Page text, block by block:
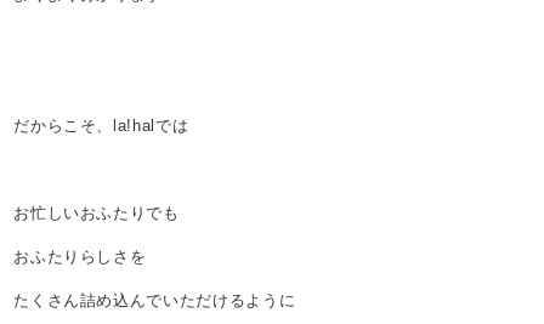
だからこそ、la!halでは
お忙しいおふたりでも
おふたりらしさを
たくさん詰め込んでいただけるように